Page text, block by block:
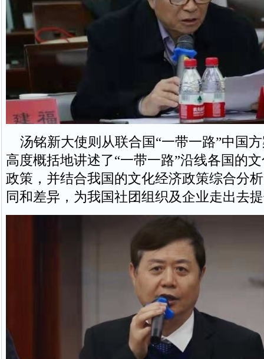
汤铭新大使则从联合国“一带一路”中国
高度概括地讲述了“一带一路”沿线各国的
政策，并结合我国的文化经济政策综合分
同和差异，为我国社团组织及企业走出去